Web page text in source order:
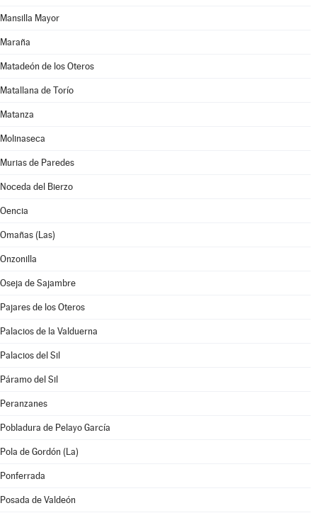
Mansilla Mayor
Maraña
Matadeón de los Oteros
Matallana de Torío
Matanza
Molinaseca
Murias de Paredes
Noceda del Bierzo
Oencia
Omañas (Las)
Onzonilla
Oseja de Sajambre
Pajares de los Oteros
Palacios de la Valduerna
Palacios del Sil
Páramo del Sil
Peranzanes
Pobladura de Pelayo García
Pola de Gordón (La)
Ponferrada
Posada de Valdeón